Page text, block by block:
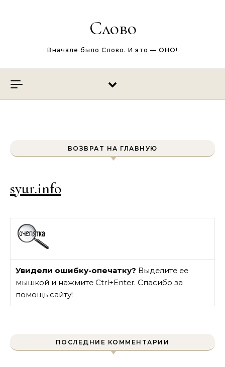
Слово
Вначале было Слово. И это — ОНО!
ВОЗВРАТ НА ГЛАВНУЮ
syur.info
Увидели ошибку-опечатку? Выделите ее
мышкой и нажмите Ctrl+Enter. Спасибо за
помощь сайту!
ПОСЛЕДНИЕ КОММЕНТАРИИ